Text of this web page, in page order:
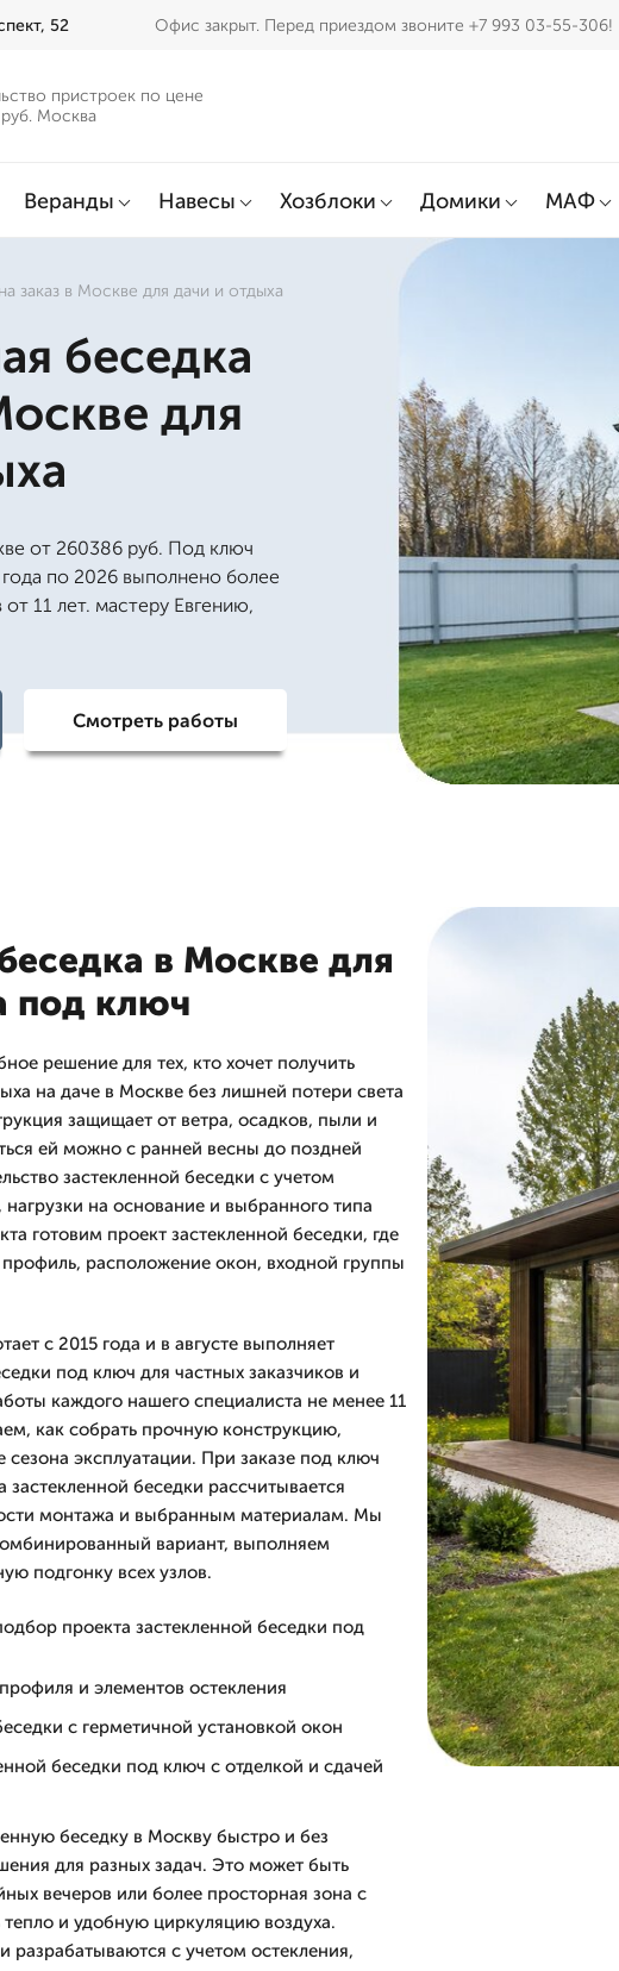
52 Офис закрыт. Перед приездом звоните +7 993 03-55-306!
пристроек по цене
Москва
Веранды Навесы Хозблоки Домики МАФ
заказ в Москве для дачи и отдыха
беседка
для
от 260386 руб. Под ключ
по 2026 выполнено более
11 лет. мастеру Евгению,
Смотреть работы
в Москве для
под ключ
решение для тех, кто хочет получить
на даче в Москве без лишней потери света
защищает от ветра, осадков, пыли и
ей можно с ранней весны до поздней
застекленной беседки с учетом
на основание и выбранного типа
готовим проект застекленной беседки, где
расположение окон, входной группы
с 2015 года и в августе выполняет
под ключ для частных заказчиков и
каждого нашего специалиста не менее 11
как собрать прочную конструкцию,
сезона эксплуатации. При заказе под ключ
беседки рассчитывается
монтажа и выбранным материалам. Мы
вариант, выполняем
подгонку всех узлов.
проекта застекленной беседки под
и элементов остекления
с герметичной установкой окон
беседки под ключ с отделкой и сдачей
беседку в Москву быстро и без
для разных задач. Это может быть
вечеров или более просторная зона с
и удобную циркуляцию воздуха.
разрабатываются с учетом остекления,